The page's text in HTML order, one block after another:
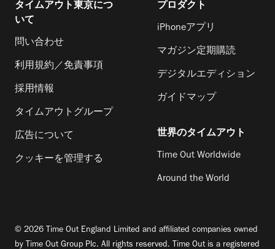
タイムアウト東京につ
いて
問い合わせ
利用規約／免責事項
採用情報
タイムアウトグループ
広告について
クッキーを管理する
プロダクト
iPhoneアプリ
マガジン定期購読
デジタルエディション
ガイドマップ
世界のタイムアウト
Time Out Worldwide
Around the World
© 2026 Time Out England Limited and affiliated companies owned
by Time Out Group Plc. All rights reserved. Time Out is a registered